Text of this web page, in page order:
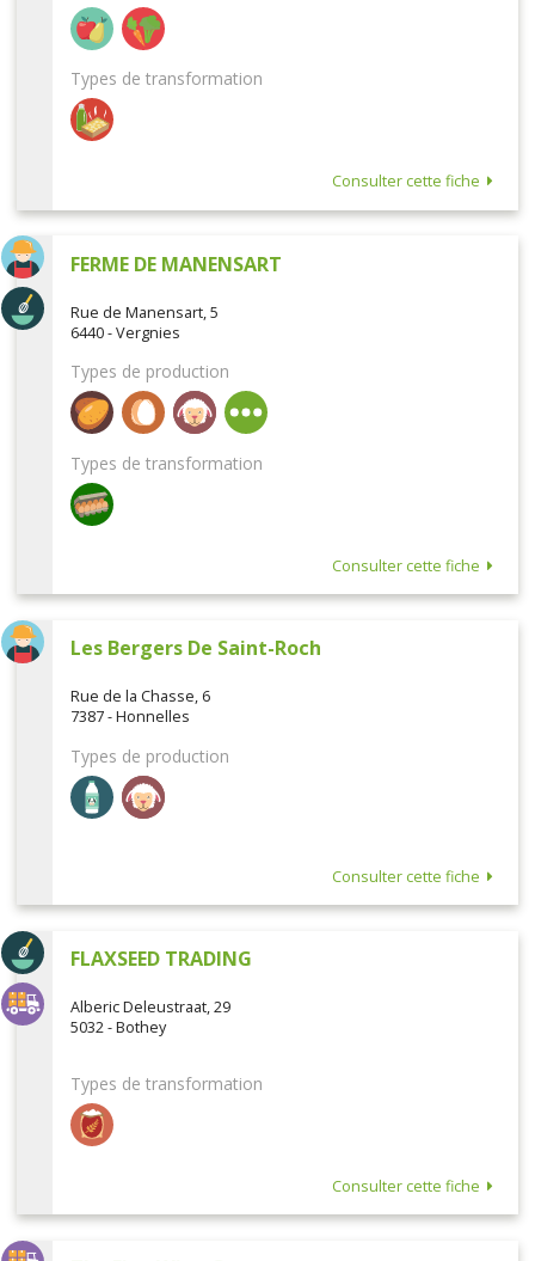
Types de transformation
Consulter cette fiche
FERME DE MANENSART
Rue de Manensart, 5
6440 - Vergnies
Types de production
Types de transformation
Consulter cette fiche
Les Bergers De Saint-Roch
Rue de la Chasse, 6
7387 - Honnelles
Types de production
Consulter cette fiche
FLAXSEED TRADING
Alberic Deleustraat, 29
5032 - Bothey
Types de transformation
Consulter cette fiche